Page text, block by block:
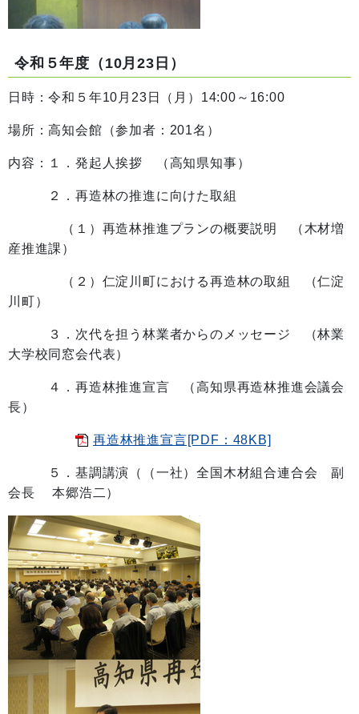
令和５年度（10月23日）
日時：令和５年10月23日（月）14:00～16:00
場所：高知会館（参加者：201名）
内容：１．発起人挨拶 （高知県知事）
２．再造林の推進に向けた取組
（１）再造林推進プランの概要説明 （木材増
産推進課）
（２）仁淀川町における再造林の取組 （仁淀
川町）
３．次代を担う林業者からのメッセージ （林業
大学校同窓会代表）
４．再造林推進宣言 （高知県再造林推進会議会
長）
再造林推進宣言[PDF：48KB]
５．基調講演（（一社）全国木材組合連合会 副
会長 本郷浩二）